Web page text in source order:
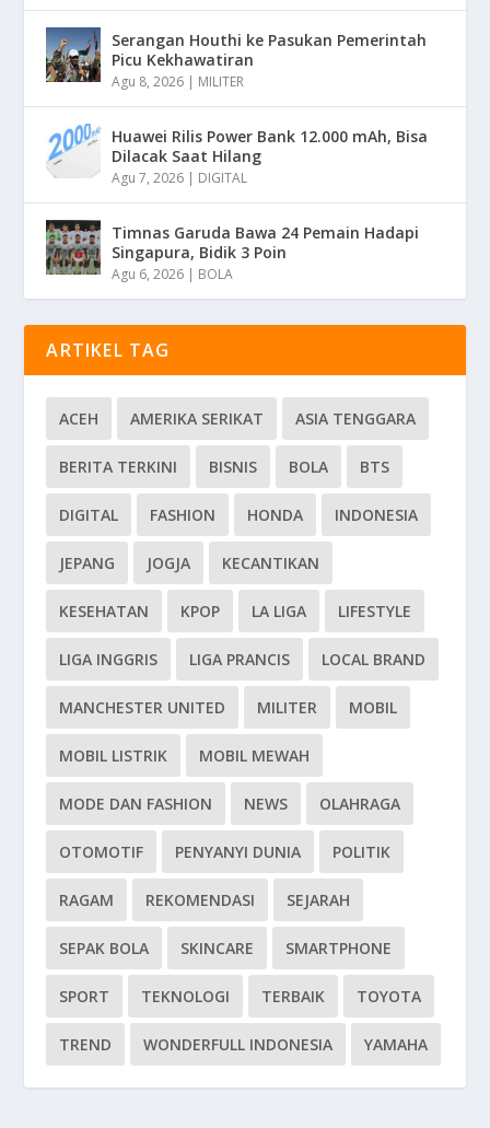
Serangan Houthi ke Pasukan Pemerintah
Picu Kekhawatiran
Agu 8, 2026 | MILITER
Huawei Rilis Power Bank 12.000 mAh, Bisa
Dilacak Saat Hilang
Agu 7, 2026 | DIGITAL
Timnas Garuda Bawa 24 Pemain Hadapi
Singapura, Bidik 3 Poin
Agu 6, 2026 | BOLA
ARTIKEL TAG
ACEH AMERIKA SERIKAT ASIA TENGGARA
BERITA TERKINI BISNIS BOLA BTS
DIGITAL FASHION HONDA INDONESIA
JEPANG JOGJA KECANTIKAN
KESEHATAN KPOP LA LIGA LIFESTYLE
LIGA INGGRIS LIGA PRANCIS LOCAL BRAND
MANCHESTER UNITED MILITER MOBIL
MOBIL LISTRIK MOBIL MEWAH
MODE DAN FASHION NEWS OLAHRAGA
OTOMOTIF PENYANYI DUNIA POLITIK
RAGAM REKOMENDASI SEJARAH
SEPAK BOLA SKINCARE SMARTPHONE
SPORT TEKNOLOGI TERBAIK TOYOTA
TREND WONDERFULL INDONESIA YAMAHA